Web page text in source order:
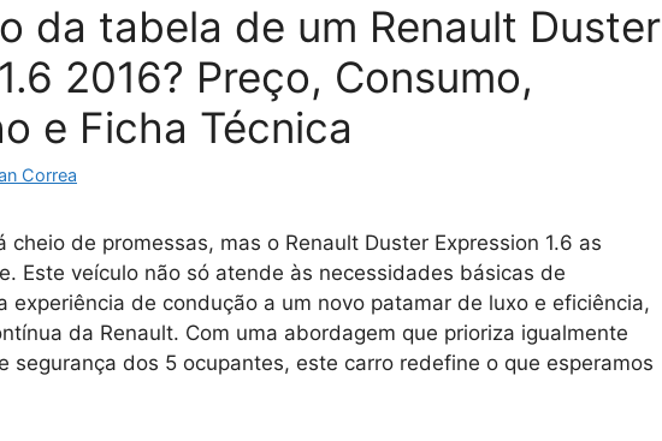
da tabela de um Renault Duster
2016? Preço, Consumo,
e Ficha Técnica
Correa
cheio de promessas, mas o Renault Duster Expression 1.6 as
Este veículo não só atende às necessidades básicas de
experiência de condução a um novo patamar de luxo e eficiência,
da Renault. Com uma abordagem que prioriza igualmente
segurança dos 5 ocupantes, este carro redefine o que esperamos